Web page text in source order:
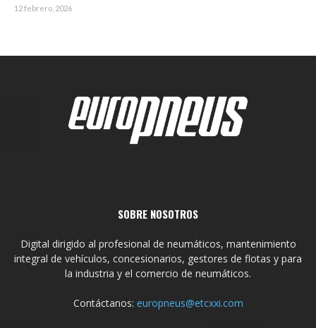
12 febrero, 2026
SOBRE NOSOTROS
Digital dirigido al profesional de neumáticos, mantenimiento
integral de vehículos, concesionarios, gestores de flotas y para
la industria y el comercio de neumáticos.
Contáctanos: europneus@etcxxi.com